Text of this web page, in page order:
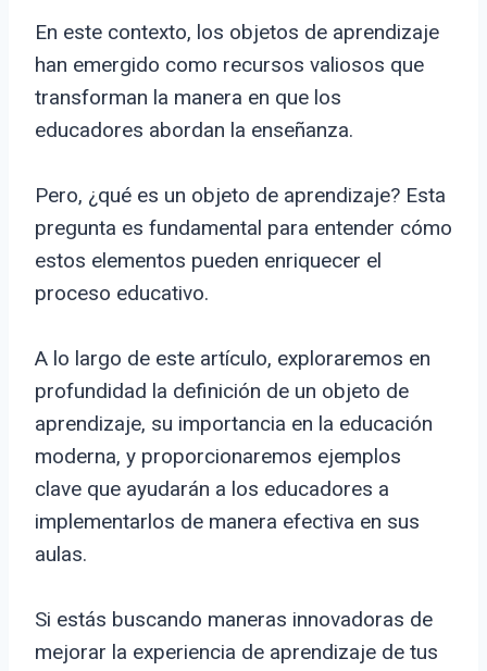
En este contexto, los objetos de aprendizaje
han emergido como recursos valiosos que
transforman la manera en que los
educadores abordan la enseñanza.
Pero, ¿qué es un objeto de aprendizaje? Esta
pregunta es fundamental para entender cómo
estos elementos pueden enriquecer el
proceso educativo.
A lo largo de este artículo, exploraremos en
profundidad la definición de un objeto de
aprendizaje, su importancia en la educación
moderna, y proporcionaremos ejemplos
clave que ayudarán a los educadores a
implementarlos de manera efectiva en sus
aulas.
Si estás buscando maneras innovadoras de
mejorar la experiencia de aprendizaje de tus